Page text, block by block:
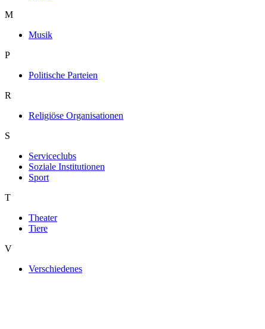
M
Musik
P
Politische Parteien
R
Religiöse Organisationen
S
Serviceclubs
Soziale Institutionen
Sport
T
Theater
Tiere
V
Verschiedenes